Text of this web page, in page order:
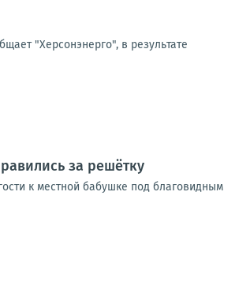
"Херсонэнерго", в результате
за решётку
к местной бабушке под благовидным